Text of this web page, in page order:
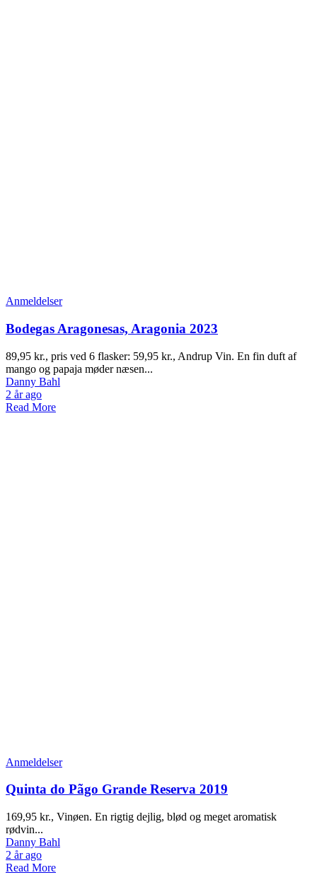
Anmeldelser
Bodegas Aragonesas, Aragonia 2023
89,95 kr., pris ved 6 flasker: 59,95 kr., Andrup Vin. En fin duft af
mango og papaja møder næsen...
Danny Bahl
2 år ago
Read More
Anmeldelser
Quinta do Pãgo Grande Reserva 2019
169,95 kr., Vinøen. En rigtig dejlig, blød og meget aromatisk
rødvin...
Danny Bahl
2 år ago
Read More